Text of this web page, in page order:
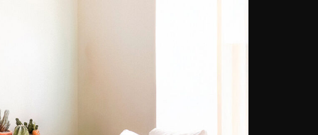
gezien vanuit de lucht" en de